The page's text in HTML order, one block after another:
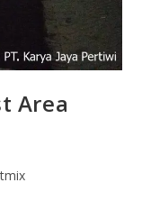
Area